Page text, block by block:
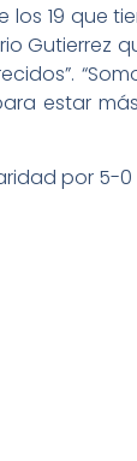
19 que
Gutierrez
estar
por